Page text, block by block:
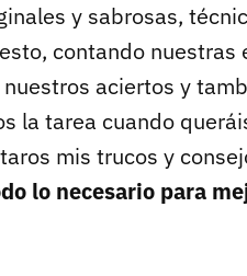
y sabrosas,
contando nuestras
aciertos y
la tarea cuando
mis trucos y
lo necesario para